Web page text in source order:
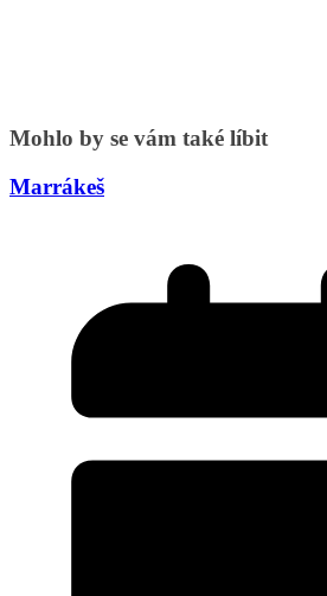
Mohlo by se vám také líbit
Marrákeš